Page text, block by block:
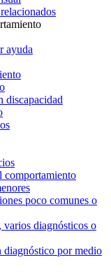
ayuda
discapacidad
comportamiento
poco comunes o
diagnósticos o
diagnóstico por medio